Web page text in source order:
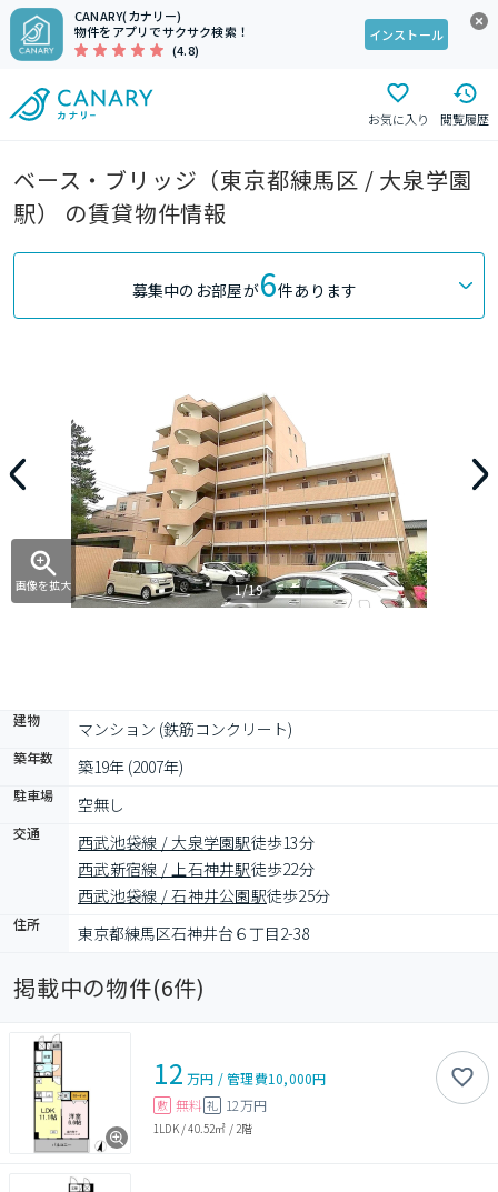
CANARY(カナリー)
物件をアプリでサクサク検索！
(4.8)
インストール
お気に入り 閲覧履歴
ベース・ブリッジ（東京都練馬区 / 大泉学園
駅） の賃貸物件情報
募集中のお部屋が6件あります
画像を拡大 1/19
建物 マンション (鉄筋コンクリート)
築年数 築19年 (2007年)
駐車場 空無し
交通 西武池袋線 / 大泉学園駅徒歩13分
西武新宿線 / 上石神井駅徒歩22分
西武池袋線 / 石神井公園駅徒歩25分
住所 東京都練馬区石神井台６丁目2-38
掲載中の物件(6件)
12 万円 /管理費10,000円
敷 無料 礼 12万円
1LDK/40.52㎡ / 2階